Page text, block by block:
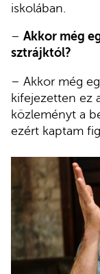
iskolában.
– Akkor még
sztrájktól?
– Akkor még
kifejezetten ez
közleményt a
ezért kaptam